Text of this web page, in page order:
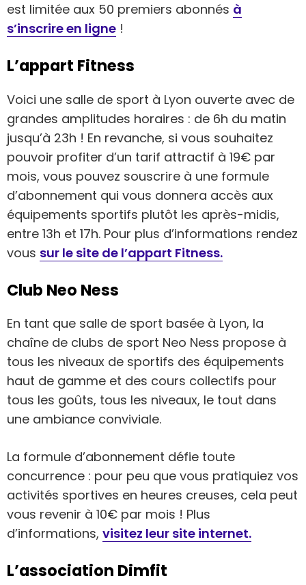
est limitée aux 50 premiers abonnés à
s’inscrire en ligne !
L’appart Fitness
Voici une salle de sport à Lyon ouverte avec de
grandes amplitudes horaires : de 6h du matin
jusqu’à 23h ! En revanche, si vous souhaitez
pouvoir profiter d’un tarif attractif à 19€ par
mois, vous pouvez souscrire à une formule
d’abonnement qui vous donnera accès aux
équipements sportifs plutôt les après-midis,
entre 13h et 17h. Pour plus d’informations rendez
vous sur le site de l’appart Fitness.
Club Neo Ness
En tant que salle de sport basée à Lyon, la
chaîne de clubs de sport Neo Ness propose à
tous les niveaux de sportifs des équipements
haut de gamme et des cours collectifs pour
tous les goûts, tous les niveaux, le tout dans
une ambiance conviviale.
La formule d’abonnement défie toute
concurrence : pour peu que vous pratiquiez vos
activités sportives en heures creuses, cela peut
vous revenir à 10€ par mois ! Plus
d’informations, visitez leur site internet.
L’association Dimfit